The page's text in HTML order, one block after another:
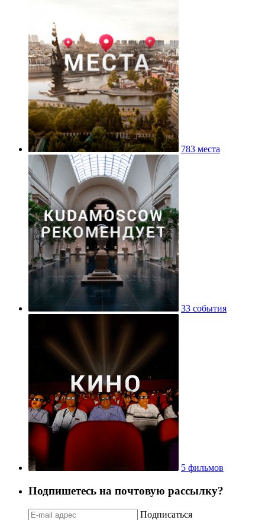
783 места
33 события
5 фильмов
Подпишетесь на почтовую рассылку?
Подписаться